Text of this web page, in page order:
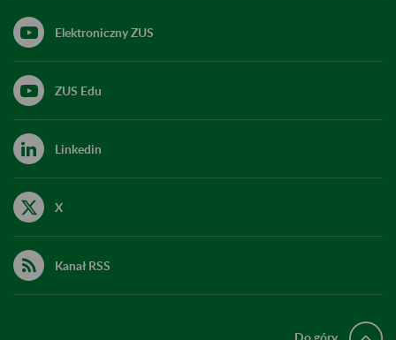
Elektroniczny ZUS
ZUS Edu
Linkedin
X
Kanał RSS